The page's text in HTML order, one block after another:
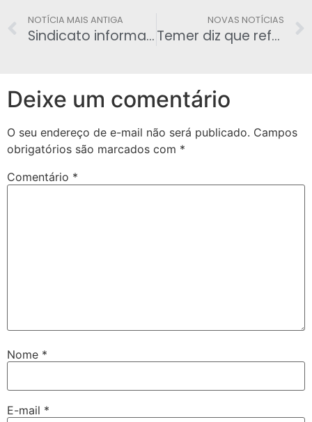
NOTÍCIA MAIS ANTIGA
Sindicato informa como declarar o processo de Breno de Paula no IR
NOVAS NOTÍCIAS
Temer diz que reforma da Previdência ‘não vai tirar direito de ninguém‘
Deixe um comentário
O seu endereço de e-mail não será publicado. Campos
obrigatórios são marcados com *
Comentário *
Nome *
E-mail *